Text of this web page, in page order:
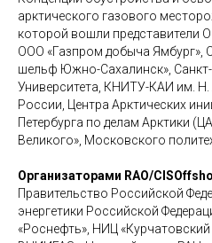
арктического газового
которой вошли представители
ООО «Газпром добыча Ямбург»,
шельф Южно-Сахалинск», Санкт-
Университета, КНИТУ-КАИ им.
России, Центра Арктических
Петербурга по делам Арктики
Великого», Московского
Организаторами RAO/
Правительство Российской
энергетики Российской
«Роснефть», НИЦ